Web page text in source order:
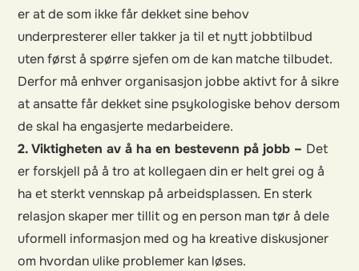
er at de som ikke får dekket sine behov
underpresterer eller takker ja til et nytt jobbtilbud
uten først å spørre sjefen om de kan matche tilbudet.
Derfor må enhver organisasjon jobbe aktivt for å sikre
at ansatte får dekket sine psykologiske behov dersom
de skal ha engasjerte medarbeidere.
2. Viktigheten av å ha en bestevenn på jobb – Det
er forskjell på å tro at kollegaen din er helt grei og å
ha et sterkt vennskap på arbeidsplassen. En sterk
relasjon skaper mer tillit og en person man tør å dele
uformell informasjon med og ha kreative diskusjoner
om hvordan ulike problemer kan løses.